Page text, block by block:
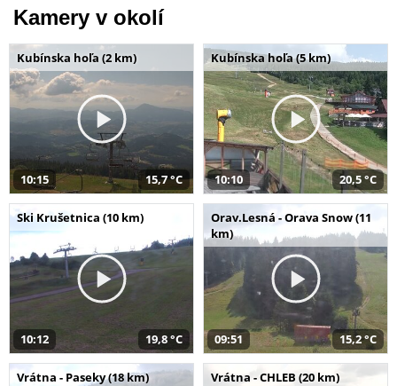
Kamery v okolí
Kubínska hoľa (2 km)
10:15 15,7 °C
Kubínska hoľa (5 km)
10:10 20,5 °C
Ski Krušetnica (10 km)
10:12 19,8 °C
Orav.Lesná - Orava Snow (11
km)
09:51 15,2 °C
Vrátna - Paseky (18 km) Vrátna - CHLEB (20 km)